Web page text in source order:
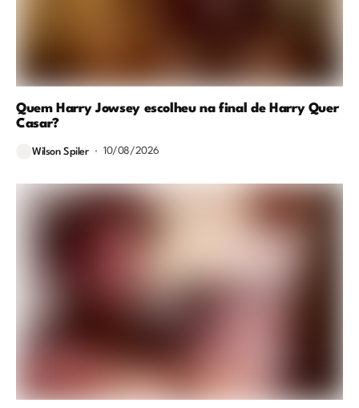
Quem Harry Jowsey escolheu na final de Harry Quer
Casar?
Wilson Spiler 10/08/2026